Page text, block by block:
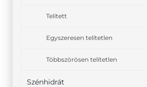
Telített
Egyszeresen telítetlen
Többszörösen telítetlen
Szénhidrát